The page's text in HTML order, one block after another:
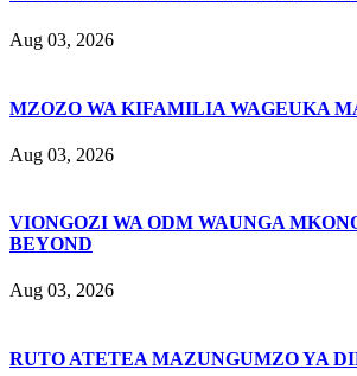
Aug 03, 2026
MZOZO WA KIFAMILIA WAGEUKA
Aug 03, 2026
VIONGOZI WA ODM WAUNGA
BEYOND
Aug 03, 2026
RUTO ATETEA MAZUNGUMZO YA